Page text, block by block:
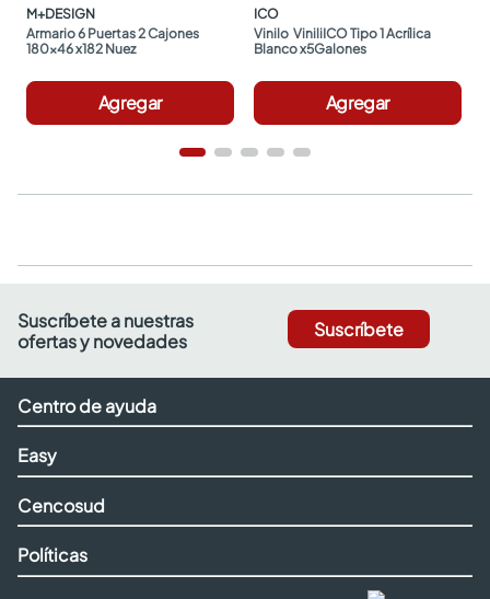
M+DESIGN
Armario 6 Puertas 2 Cajones
180x46 x182 Nuez
Agregar
ICO
Vinilo  ViniliICO Tipo 1 Acrílica
Blanco x5Galones
Agregar
Suscríbete a nuestras
ofertas y novedades
Suscríbete
Centro de ayuda
Easy
Cencosud
Políticas